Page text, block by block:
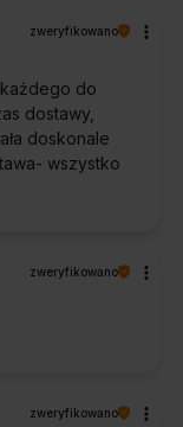
zweryfikowano
każdego do
dostawy,
doskonale
wszystko
zweryfikowano
zweryfikowano